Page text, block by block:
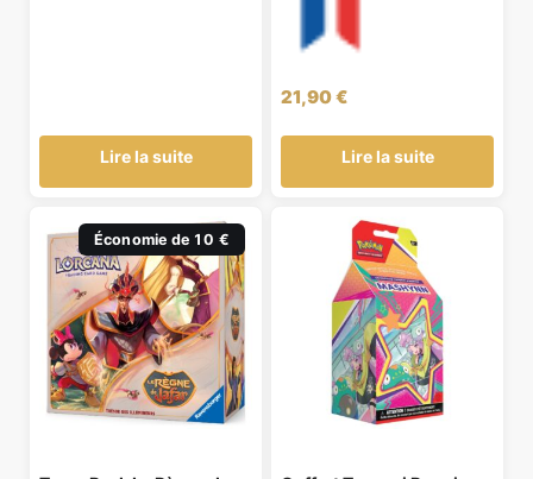
Lire la suite
21,90€
Lire la suite
Économie de 10 €